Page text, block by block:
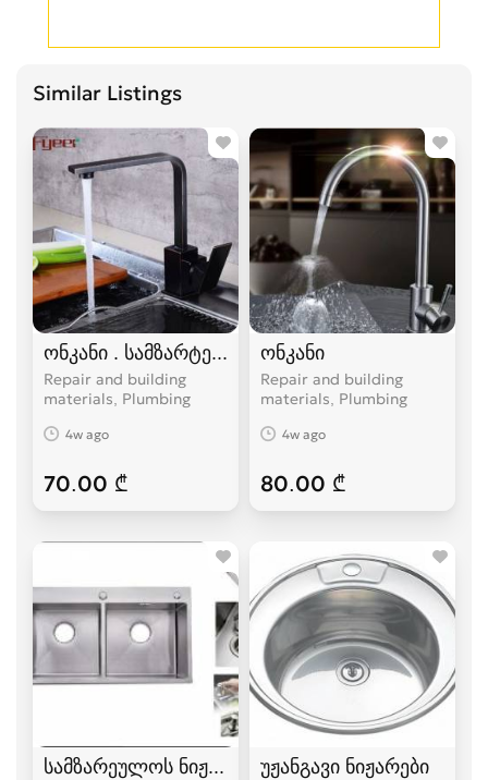
Similar Listings
ონკანი . სამზარტეულოს ონკანი /ნიჟარა
Repair and building
materials, Plumbing
4w ago
70.00 ₾
ონკანი
Repair and building
materials, Plumbing
4w ago
80.00 ₾
სამზარეულოს ნიჟარა უჟანგავი ნიჟარები